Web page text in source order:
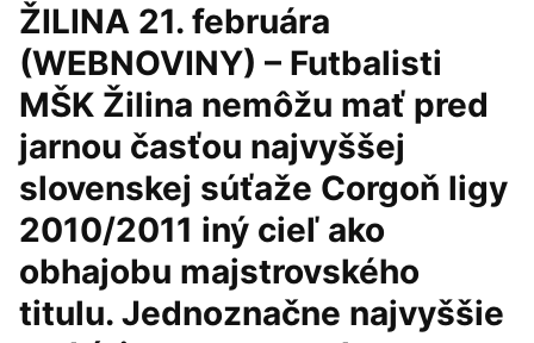
ŽILINA 21. februára
(WEBNOVINY) – Futbalisti
MŠK Žilina nemôžu mať pred
jarnou časťou najvyššej
slovenskej súťaže Corgoň ligy
2010/2011 iný cieľ ako
obhajobu majstrovského
titulu. Jednoznačne najvyššie